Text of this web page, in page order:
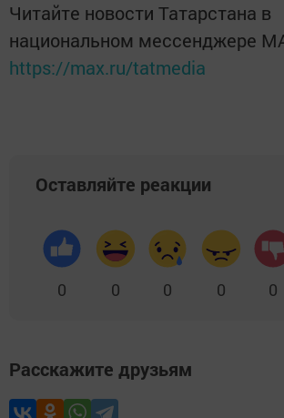
Читайте новости Татарстана в
национальном мессенджере
https://max.ru/tatmedia
Оставляйте реакции
0 0 0 0 0
Расскажите друзьям